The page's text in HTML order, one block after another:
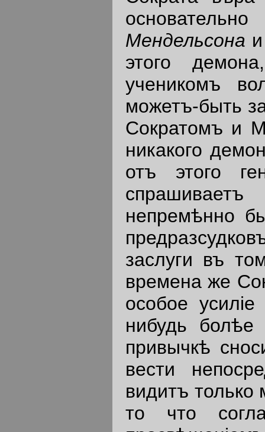
Мендельсона
этого
ученикомъ
можетъ-быть
Сократомъ и
никакого
отъ этого
непремѣнно
заслуги въ
времена же
особое
нибудь
привычкѣ
вести
видитъ только
то что